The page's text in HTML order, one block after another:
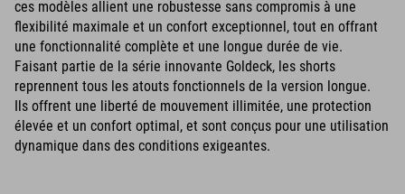
ces modèles allient une robustesse sans compromis à une
flexibilité maximale et un confort exceptionnel, tout en offrant
une fonctionnalité complète et une longue durée de vie.
Faisant partie de la série innovante Goldeck, les shorts
reprennent tous les atouts fonctionnels de la version longue.
Ils offrent une liberté de mouvement illimitée, une protection
élevée et un confort optimal, et sont conçus pour une utilisation
dynamique dans des conditions exigeantes.